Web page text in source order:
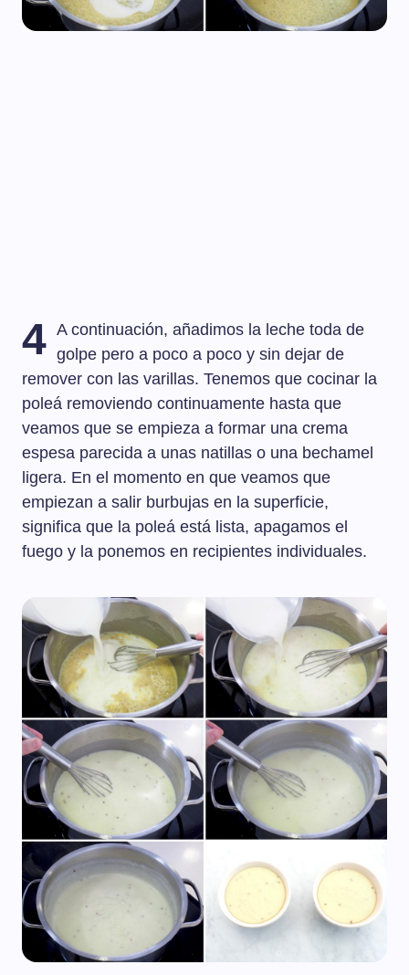
4 A continuación, añadimos la leche toda de
golpe pero a poco a poco y sin dejar de
remover con las varillas. Tenemos que cocinar la
poleá removiendo continuamente hasta que
veamos que se empieza a formar una crema
espesa parecida a unas natillas o una bechamel
ligera. En el momento en que veamos que
empiezan a salir burbujas en la superficie,
significa que la poleá está lista, apagamos el
fuego y la ponemos en recipientes individuales.